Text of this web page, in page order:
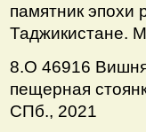
памятник
Таджикистане.
8.О 46916
пещерная
СПб., 2021